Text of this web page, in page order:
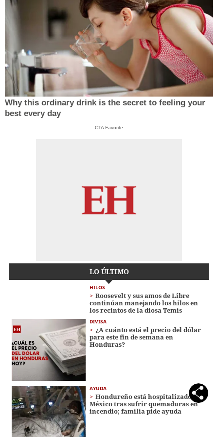
Why this ordinary drink is the secret to feeling your
best every day
CTA Favorite
LO ÚLTIMO
HILOS
Roosevelt y sus amos de Libre
continúan manejando los hilos en
los recintos de la diosa Temis
DIVISA
¿A cuánto está el precio del dólar
para este fin de semana en
Honduras?
AYUDA
Hondureño está hospitalizado en
México tras sufrir quemaduras en
incendio; familia pide ayuda